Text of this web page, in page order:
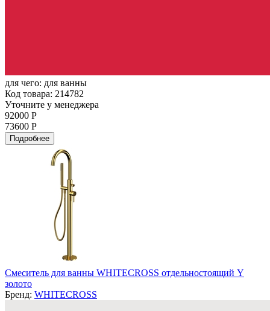
для чего: для ванны
Код товара: 214782
Уточните у менеджера
92000 Р
73600 Р
Подробнее
Смеситель для ванны WHITECROSS отдельностоящий Y
золото
Бренд: WHITECROSS